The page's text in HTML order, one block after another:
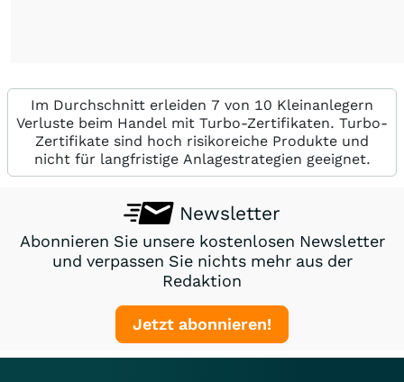
Im Durchschnitt erleiden 7 von 10 Kleinanlegern
Verluste beim Handel mit Turbo-Zertifikaten. Turbo-
Zertifikate sind hoch risikoreiche Produkte und
nicht für langfristige Anlagestrategien geeignet.
Newsletter
Abonnieren Sie unsere kostenlosen Newsletter
und verpassen Sie nichts mehr aus der
Redaktion
Jetzt abonnieren!